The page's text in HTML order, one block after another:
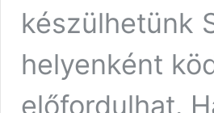
készülhetünk
helyenként
előfordulhat.